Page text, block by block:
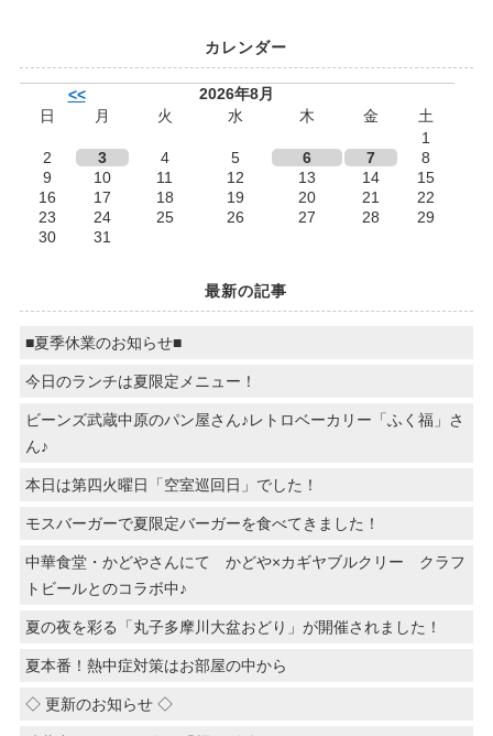
カレンダー
<<
2026年8月
日
月 火 水 木 金
土
1
2
3 4 5 6 7
8
9
10 11 12 13 14
15
16
17 18 19 20 21
22
23
24 25 26 27 28
29
30
31
最新の記事
■夏季休業のお知らせ■
今日のランチは夏限定メニュー！
ビーンズ武蔵中原のパン屋さん♪レトロベーカリー「ふく福」さ
ん♪
本日は第四火曜日「空室巡回日」でした！
モスバーガーで夏限定バーガーを食べてきました！
中華食堂・かどやさんにて かどや×カギヤブルクリー クラフ
トビールとのコラボ中♪
夏の夜を彩る「丸子多摩川大盆おどり」が開催されました！
夏本番！熱中症対策はお部屋の中から
◇ 更新のお知らせ ◇